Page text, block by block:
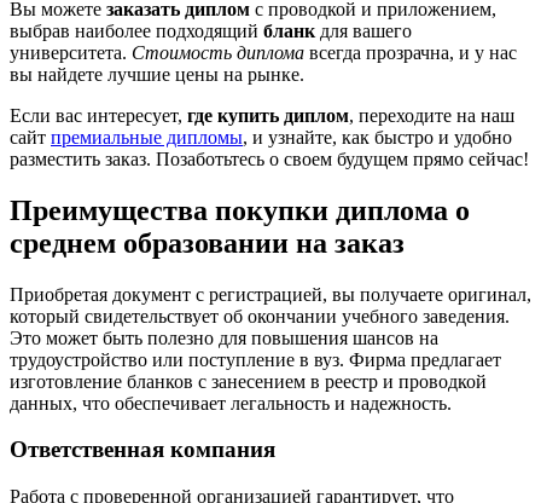
Вы можете заказать диплом с проводкой и приложением,
выбрав наиболее подходящий бланк для вашего
университета. Стоимость диплома всегда прозрачна, и у нас
вы найдете лучшие цены на рынке.
Если вас интересует, где купить диплом, переходите на наш
сайт премиальные дипломы, и узнайте, как быстро и удобно
разместить заказ. Позаботьтесь о своем будущем прямо сейчас!
Преимущества покупки диплома о
среднем образовании на заказ
Приобретая документ с регистрацией, вы получаете оригинал,
который свидетельствует об окончании учебного заведения.
Это может быть полезно для повышения шансов на
трудоустройство или поступление в вуз. Фирма предлагает
изготовление бланков с занесением в реестр и проводкой
данных, что обеспечивает легальность и надежность.
Ответственная компания
Работа с проверенной организацией гарантирует, что